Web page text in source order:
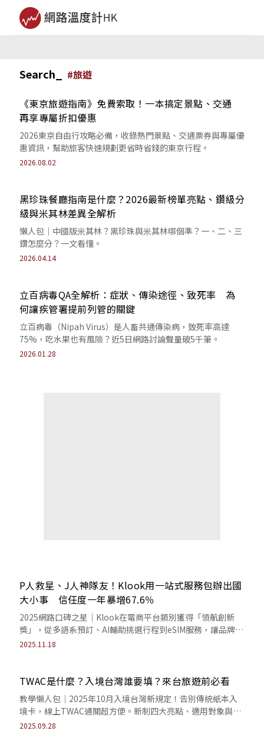
Search_ #旅遊
《東京旅遊指南》免費索取！一本搞定景點、交通
再享專屬折扣優惠
2026東京自由行攻略必備，收錄熱門景點、交通票券與專屬優
惠資訊，幫助旅客快速規劃更省時省錢的東京行程。
2026.08.02
黑珍珠餐廳指南是什麼？2026最新榜單亮點、鑽級分
級與米其林差異全解析
懶人包｜中國版米其林？黑珍珠與米其林哪個準？一、二、三
鑽怎麼分？一文看懂。
2026.04.14
立百病毒QA全解析：症狀、傳染途徑、致死率 為
何讓疾管署提前列管的關鍵
立百病毒（Nipah Virus）是人畜共通傳染病，致死率高達
75%，吃水果也有風險？近5日網路討論聲量破5千筆。
2026.01.28
P人救星、J人神隊友！Klook用一站式服務包辦出國
大小事 信任度一年暴增67.6％
2025網路口碑之星｜Klook在電商平台類別獲得「領航創新
獎」，從多語系預訂、AI輔助挑選行程到eSIM服務，讓品牌信
任度大幅成長。
2025.11.18
TWAC是什麼？入境台灣誰要填？來台旅遊前必看
教學懶人包｜2025年10月入境台灣新規定！告別傳統紙本入
境卡，線上TWAC通關超方便。新制四大亮點、適用對象與填
寫指南彙整，讓你輕鬆通關台灣。
2025.09.28